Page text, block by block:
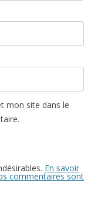
mon site dans le
En savoir
commentaires sont